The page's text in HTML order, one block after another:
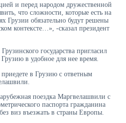
и перед народом дружественной
что сложности, которые есть на
Грузии обязательно будут решены
контексте…», -сказал президент
государства пригласил
в удобное для нее время.
в Грузию с ответным
поездка Маргвелашвили с
паспорта гражданина
виз въезжать в страны Европы.